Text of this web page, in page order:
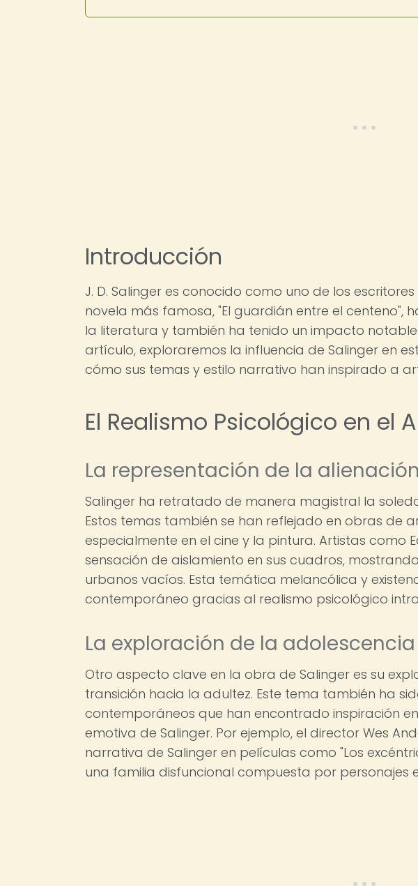
Introducción
J. D. Salinger es conocido como uno de los
novela más famosa, "El guardián entre el centeno",
la literatura y también ha tenido un impacto
artículo, exploraremos la influencia de Salinger en
cómo sus temas y estilo narrativo han inspirado a
El Realismo Psicológico en el
La representación de la
Salinger ha retratado de manera magistral la
Estos temas también se han reflejado en obras de
especialmente en el cine y la pintura. Artistas
sensación de aislamiento en sus cuadros,
urbanos vacíos. Esta temática melancólica y
contemporáneo gracias al realismo psicológico
La exploración de la adolescencia
Otro aspecto clave en la obra de Salinger es su
transición hacia la adultez. Este tema también ha
contemporáneos que han encontrado inspiración
emotiva de Salinger. Por ejemplo, el director Wes
narrativa de Salinger en películas como "Los
una familia disfuncional compuesta por personajes